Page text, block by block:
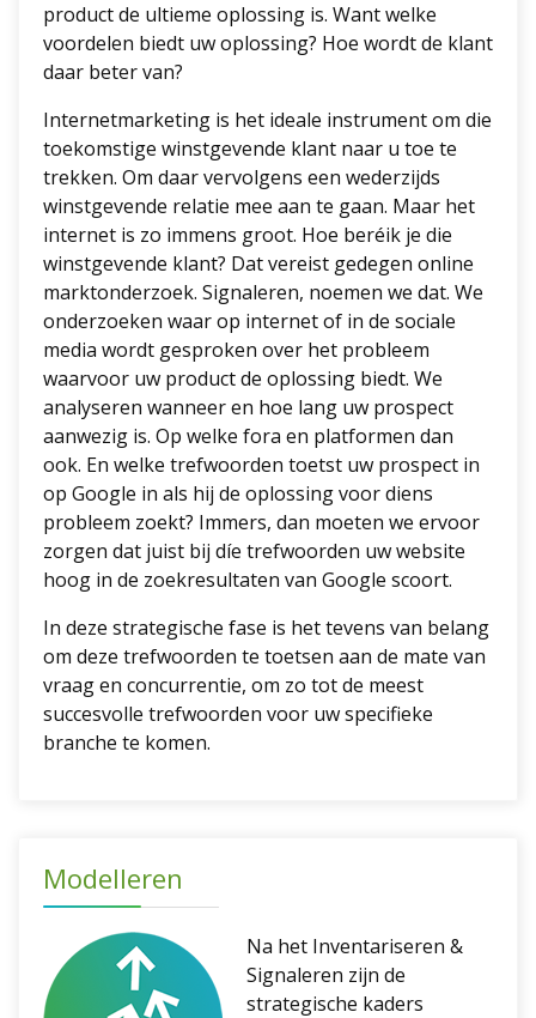
product de ultieme oplossing is. Want welke
voordelen biedt uw oplossing? Hoe wordt de klant
daar beter van?
Internetmarketing is het ideale instrument om die
toekomstige winstgevende klant naar u toe te
trekken. Om daar vervolgens een wederzijds
winstgevende relatie mee aan te gaan. Maar het
internet is zo immens groot. Hoe beréik je die
winstgevende klant? Dat vereist gedegen online
marktonderzoek. Signaleren, noemen we dat. We
onderzoeken waar op internet of in de sociale
media wordt gesproken over het probleem
waarvoor uw product de oplossing biedt. We
analyseren wanneer en hoe lang uw prospect
aanwezig is. Op welke fora en platformen dan
ook. En welke trefwoorden toetst uw prospect in
op Google in als hij de oplossing voor diens
probleem zoekt? Immers, dan moeten we ervoor
zorgen dat juist bij díe trefwoorden uw website
hoog in de zoekresultaten van Google scoort.
In deze strategische fase is het tevens van belang
om deze trefwoorden te toetsen aan de mate van
vraag en concurrentie, om zo tot de meest
succesvolle trefwoorden voor uw specifieke
branche te komen.
Modelleren
Na het Inventariseren &
Signaleren zijn de
strategische kaders